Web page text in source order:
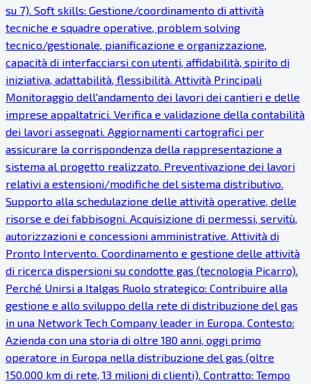
su 7). Soft skills: Gestione/coordinamento di attività
tecniche e squadre operative, problem solving
tecnico/gestionale, pianificazione e organizzazione,
capacità di interfacciarsi con utenti, affidabilità, spirito di
iniziativa, adattabilità, flessibilità. Attività Principali
Monitoraggio dell'andamento dei lavori dei cantieri e delle
imprese appaltatrici. Verifica e validazione della contabilità
dei lavori assegnati. Aggiornamenti cartografici per
assicurare la corrispondenza della rappresentazione a
sistema al progetto realizzato. Preventivazione dei lavori
relativi a estensioni/modifiche del sistema distributivo.
Supporto alla schedulazione delle attività operative, delle
risorse e dei fabbisogni. Acquisizione di permessi, servitù,
autorizzazioni e concessioni amministrative. Attività di
Pronto Intervento. Coordinamento e gestione delle attività
di ricerca dispersioni su condotte gas (tecnologia Picarro).
Perché Unirsi a Italgas Ruolo strategico: Contribuire alla
gestione e allo sviluppo della rete di distribuzione del gas
in una Network Tech Company leader in Europa. Contesto:
Azienda con una storia di oltre 180 anni, oggi primo
operatore in Europa nella distribuzione del gas (oltre
150.000 km di rete, 13 milioni di clienti). Contratto: Tempo